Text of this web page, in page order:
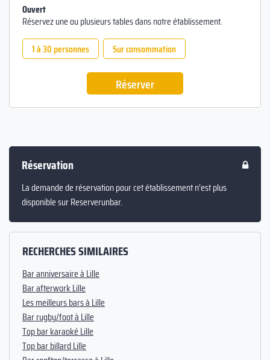
Ouvert
Réservez une ou plusieurs tables dans notre établissement.
1 à 30 personnes
Sur consommation
Réserver
Réservation
La demande de réservation pour cet établissement n’est plus
disponible sur Reserverunbar.
RECHERCHES SIMILAIRES
Bar anniversaire à Lille
Bar afterwork Lille
Les meilleurs bars à Lille
Bar rugby/foot à Lille
Top bar karaoké Lille
Top bar billard Lille